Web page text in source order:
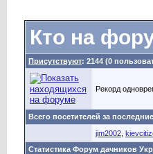
Кто на
Присутствуют: 2144 (0
Рекорд
Всего посетителей за
jim2002
Статистика Форум дачников